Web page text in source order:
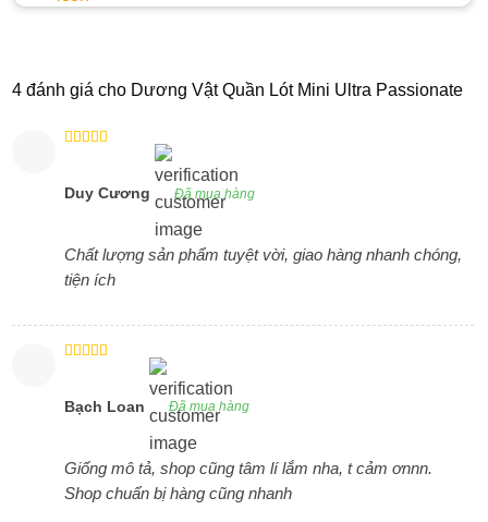
4 đánh giá cho Dương Vật Quần Lót Mini Ultra Passionate
sao
Duy Cương Đã mua hàng
Chất lượng sản phẩm tuyệt vời, giao hàng nhanh chóng,
tiện ích
sao
Bạch Loan Đã mua hàng
Giống mô tả, shop cũng tâm lí lắm nha, t cảm ơnnn.
Shop chuẩn bị hàng cũng nhanh